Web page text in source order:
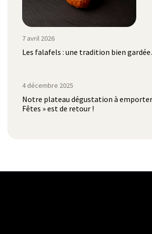
7 avril 2026
Les falafels : une tradition bien
4 décembre 2025
Notre plateau dégustation à emporter
Fêtes » est de retour !